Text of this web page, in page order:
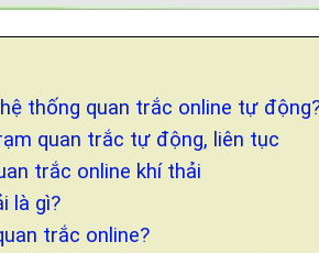
thống quan trắc online tự
quan trắc tự động, liên tục
trắc online khí thải
là gì?
trắc online?